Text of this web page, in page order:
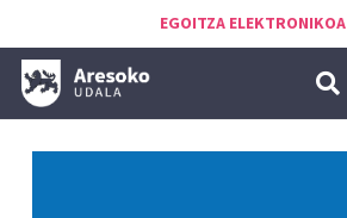
EGOITZA ELEKTRONIKOA